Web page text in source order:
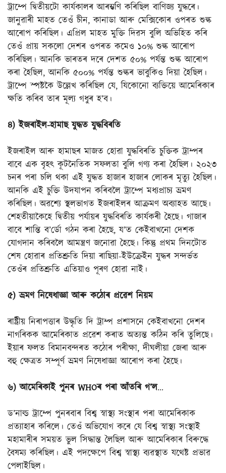
ট্ৰাম্পে দ্বিতীয়টো কাৰ্যকালৰ আৰম্ভণি কৰিছিল বাণিজ্য যুদ্ধৰে।
জানুৱাৰী মাহত তেওঁ চীন, কানাডা আৰু মেক্সিকোৰ ওপৰত শুল্ক
আৰোপ কৰিছিল। এপ্ৰিল মাহত মুক্তি দিৱস বুলি অভিহিত কৰি
তেওঁ প্ৰায় সকলো দেশৰ ওপৰত কমেও ১০% শুল্ক আৰোপ
কৰিছিল। আনকি ভাৰতৰ দৰে দেশত ৫০% পৰ্যন্ত শুল্ক আৰোপ
কৰা হৈছিল, আনকি ৫০০% পৰ্যন্ত শুল্কৰ ভাবুকিও দিয়া হৈছিল।
ট্ৰাম্পে স্পষ্টকৈ উল্লেখ কৰিছিল যে, যিকোনো ব্যক্তিয়ে আমেৰিকাৰ
ক্ষতি কৰিব তাৰ মূল্য গধুৰ হ’ব।
৪) ইজৰাইল-হামাছ যুদ্ধত যুদ্ধবিৰতি
ইজৰাইল আৰু হামাছৰ মাজত হোৱা যুদ্ধবিৰতি চুক্তিক ট্ৰাম্পৰ
বাবে এক বৃহৎ কূটনৈতিক সফলতা বুলি গণ্য কৰা হৈছিল। ২০২৩
চনৰ পৰা চলি থকা এই যুদ্ধত হাজাৰ হাজাৰ লোকৰ মৃত্যু হৈছিল।
আনকি এই চুক্তি উদযাপন কৰিবলৈ ট্ৰাম্পে মধ্যপ্ৰাচ্য ভ্ৰমণ
কৰিছিল। অৱশ্যে স্থলভাগত ইজৰাইলৰ আক্ৰমণ অব্যাহত আছে।
শেহতীয়াকৈহে দ্বিতীয় পৰ্যায়ৰ যুদ্ধবিৰতি কাৰ্যকৰী হৈছে। গাজাৰ
বাবে শান্তি ব’ৰ্ডো গঠন কৰা হৈছে, য’ত কেইবাখনো দেশক
যোগদান কৰিবলৈ আমন্ত্ৰণ জনোৱা হৈছে। কিন্তু প্ৰথম দিনটোত
শেষ হোৱাৰ প্ৰতিশ্ৰুতি দিয়া ৰাছিয়া-ইউক্ৰেইন যুদ্ধৰ সন্দৰ্ভত
তেওঁৰ প্ৰতিশ্ৰুতি এতিয়াও পূৰণ হোৱা নাই।
৫) ভ্ৰমণ নিষেধাজ্ঞা আৰু কঠোৰ প্ৰৱেশ নিয়ম
ৰাষ্ট্ৰীয় নিৰাপত্তাৰ উদ্ধৃতি দি ট্ৰাম্প প্ৰশাসনে কেইবাখনো দেশৰ
নাগৰিকক আমেৰিকাত প্ৰৱেশ কৰাত অত্যন্ত কঠিন কৰি তুলিছে।
ইয়াৰ ফলত বিমানবন্দৰত কঠোৰ পৰীক্ষা, দীঘলীয়া জেৰা আৰু
বহু ক্ষেত্ৰত সম্পূৰ্ণ ভ্ৰমণ নিষেধাজ্ঞা আৰোপ কৰা হৈছে।
৬) আমেৰিকাই পুনৰ WHOৰ পৰা আঁতৰি গ’ল…
ড’নাল্ড ট্ৰাম্পে পুনৰবাৰ বিশ্ব স্বাস্থ্য সংস্থাৰ পৰা আমেৰিকাক
প্ৰত্যাহাৰ কৰিলে। তেওঁ অভিযোগ কৰে যে বিশ্ব স্বাস্থ্য সংস্থাই
মহামাৰীৰ সময়ত ভুল সিদ্ধান্ত লৈছিল আৰু আমেৰিকাৰ বিৰুদ্ধে
বৈষম্য কৰিছিল। এই পদক্ষেপে বিশ্ব স্বাস্থ্য ব্যৱস্থাত যথেষ্ট প্ৰভাৱ
পেলাইছিল।